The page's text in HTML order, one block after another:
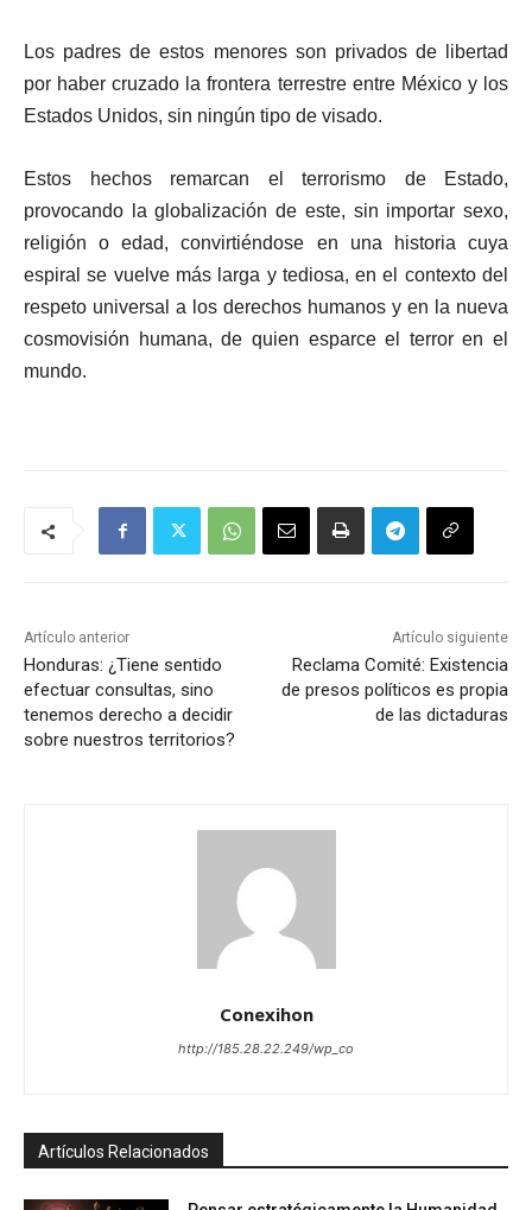
Los padres de estos menores son privados de libertad
por haber cruzado la frontera terrestre entre México y los
Estados Unidos, sin ningún tipo de visado.
Estos hechos remarcan el terrorismo de Estado,
provocando la globalización de este, sin importar sexo,
religión o edad, convirtiéndose en una historia cuya
espiral se vuelve más larga y tediosa, en el contexto del
respeto universal a los derechos humanos y en la nueva
cosmovisión humana, de quien esparce el terror en el
mundo.
Artículo anterior
Honduras: ¿Tiene sentido
efectuar consultas, sino
tenemos derecho a decidir
sobre nuestros territorios?
Artículo siguiente
Reclama Comité: Existencia
de presos políticos es propia
de las dictaduras
Conexihon
http://185.28.22.249/wp_co
Artículos Relacionados